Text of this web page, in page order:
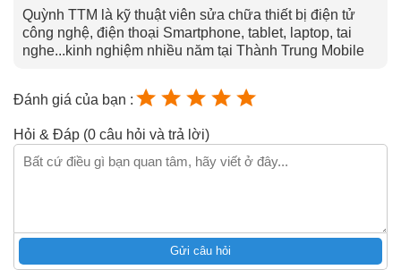
Quỳnh TTM là kỹ thuật viên sửa chữa thiết bị điện tử
công nghệ, điện thoại Smartphone, tablet, laptop, tai
nghe...kinh nghiệm nhiều năm tại Thành Trung Mobile
Đánh giá của bạn :
Hỏi & Đáp (0 câu hỏi và trả lời)
Gửi câu hỏi